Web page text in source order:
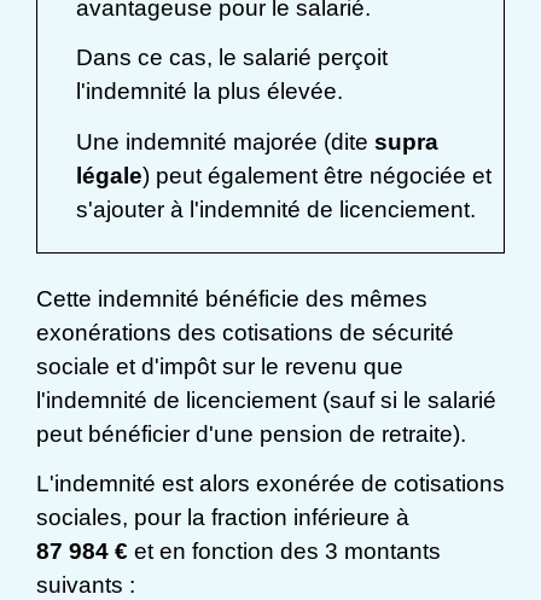
avantageuse pour le salarié.
Dans ce cas, le salarié perçoit
l'indemnité la plus élevée.
Une indemnité majorée (dite supra
légale) peut également être négociée et
s'ajouter à l'indemnité de licenciement.
Cette indemnité bénéficie des mêmes
exonérations des cotisations de sécurité
sociale et d'impôt sur le revenu que
l'indemnité de licenciement (sauf si le salarié
peut bénéficier d'une pension de retraite).
L'indemnité est alors exonérée de cotisations
sociales, pour la fraction inférieure à
87 984 € et en fonction des 3 montants
suivants :